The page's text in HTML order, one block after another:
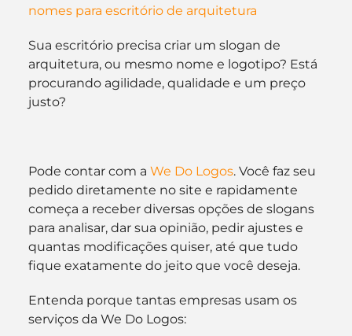
nomes para escritório de arquitetura
Sua escritório precisa criar um slogan de
arquitetura, ou mesmo nome e logotipo? Está
procurando agilidade, qualidade e um preço
justo?
Pode contar com a We Do Logos. Você faz seu
pedido diretamente no site e rapidamente
começa a receber diversas opções de slogans
para analisar, dar sua opinião, pedir ajustes e
quantas modificações quiser, até que tudo
fique exatamente do jeito que você deseja.
Entenda porque tantas empresas usam os
serviços da We Do Logos: